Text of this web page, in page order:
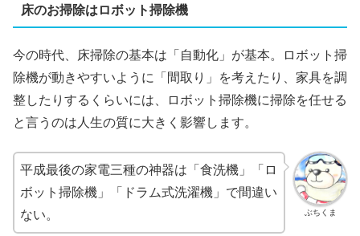
床のお掃除はロボット掃除機
今の時代、床掃除の基本は「自動化」が基本。ロボット掃
除機が動きやすいように「間取り」を考えたり、家具を調
整したりするくらいには、ロボット掃除機に掃除を任せる
と言うのは人生の質に大きく影響します。
ぶちくま
平成最後の家電三種の神器は「食洗機」「ロ
ボット掃除機」「ドラム式洗濯機」で間違い
ない。